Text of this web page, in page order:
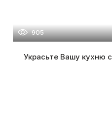
905
Украсьте Вашу кухню